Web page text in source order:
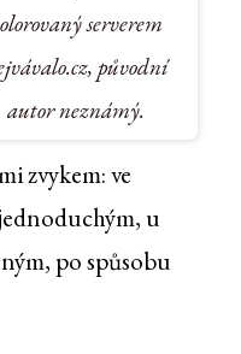
serverem
původní
autor neznámý.
zvykem: ve
u
po spůsobu